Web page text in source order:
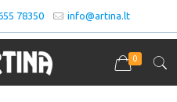
78350 info@artina.lt
0